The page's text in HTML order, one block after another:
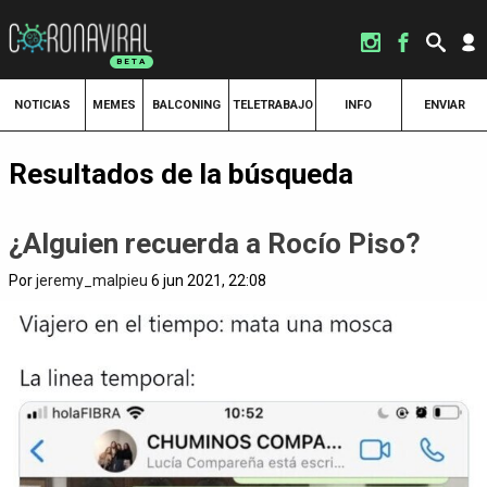
NOTICIAS MEMES BALCONING TELETRABAJO INFO ENVIAR
Resultados de la búsqueda
¿Alguien recuerda a Rocío Piso?
Porjeremy_malpieu 6 jun 2021, 22:08